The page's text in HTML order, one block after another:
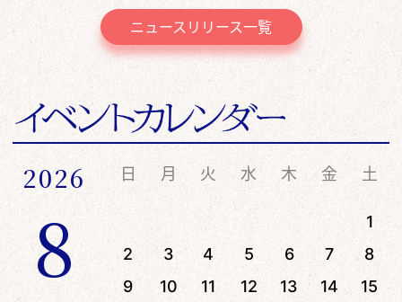
ニュースリリース一覧
2026
8
日 月 火 水 木 金 土
1
2
3 4 5 6 7
8
9
10 11 12 13 14
15